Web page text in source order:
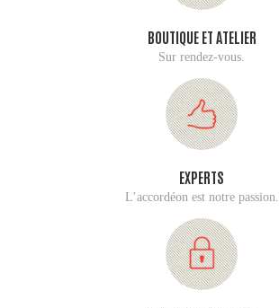
BOUTIQUE ET ATELIER
Sur rendez-vous.
EXPERTS
L’accordéon est notre passion.